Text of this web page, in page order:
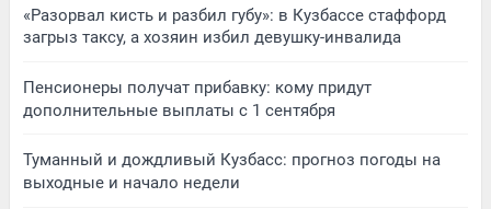
«Разорвал кисть и разбил губу»: в Кузбассе стаффорд
загрыз таксу, а хозяин избил девушку-инвалида
Пенсионеры получат прибавку: кому придут
дополнительные выплаты с 1 сентября
Туманный и дождливый Кузбасс: прогноз погоды на
выходные и начало недели